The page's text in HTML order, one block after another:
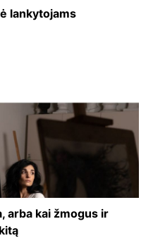
lankytojams
arba kai žmogus ir